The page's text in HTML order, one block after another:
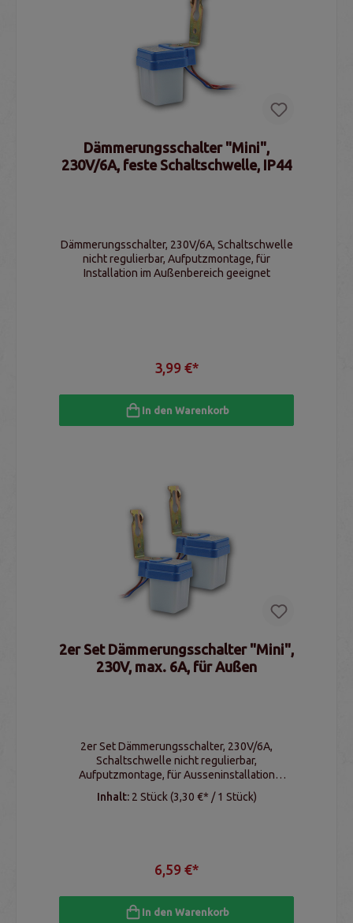
Dämmerungsschalter "Mini",
230V/6A, feste Schaltschwelle, IP44
Dämmerungsschalter, 230V/6A, Schaltschwelle
nicht regulierbar, Aufputzmontage, für
Installation im Außenbereich geeignet
3,99 €*
In den Warenkorb
2er Set Dämmerungsschalter "Mini",
230V, max. 6A, für Außen
2er Set Dämmerungsschalter, 230V/6A,
Schaltschwelle nicht regulierbar,
Aufputzmontage, für Ausseninstallation
geeignet
Inhalt: 2 Stück (3,30 €* / 1 Stück)
6,59 €*
In den Warenkorb